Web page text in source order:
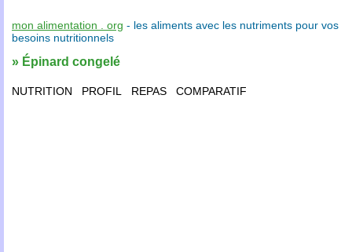
mon alimentation . org - les aliments avec les nutriments pour vos
besoins nutritionnels
» Épinard congelé
NUTRITION PROFIL REPAS COMPARATIF